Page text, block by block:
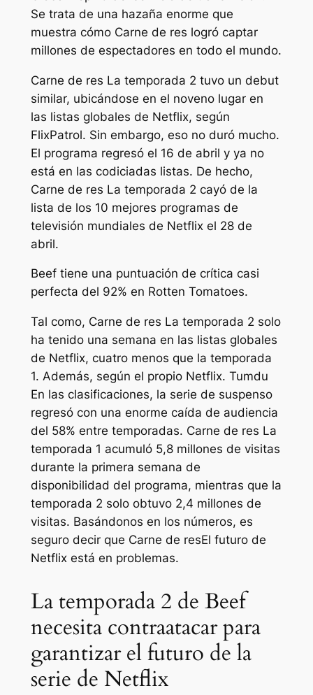
Se trata de una hazaña enorme que
muestra cómo Carne de res logró captar
millones de espectadores en todo el mundo.
Carne de res La temporada 2 tuvo un debut
similar, ubicándose en el noveno lugar en
las listas globales de Netflix, según
FlixPatrol. Sin embargo, eso no duró mucho.
El programa regresó el 16 de abril y ya no
está en las codiciadas listas. De hecho,
Carne de res La temporada 2 cayó de la
lista de los 10 mejores programas de
televisión mundiales de Netflix el 28 de
abril.
Beef tiene una puntuación de crítica casi
perfecta del 92% en Rotten Tomatoes.
Tal como, Carne de res La temporada 2 solo
ha tenido una semana en las listas globales
de Netflix, cuatro menos que la temporada
1. Además, según el propio Netflix. Tumdu
En las clasificaciones, la serie de suspenso
regresó con una enorme caída de audiencia
del 58% entre temporadas. Carne de res La
temporada 1 acumuló 5,8 millones de visitas
durante la primera semana de
disponibilidad del programa, mientras que la
temporada 2 solo obtuvo 2,4 millones de
visitas. Basándonos en los números, es
seguro decir que Carne de resEl futuro de
Netflix está en problemas.
La temporada 2 de Beef
necesita contraatacar para
garantizar el futuro de la
serie de Netflix